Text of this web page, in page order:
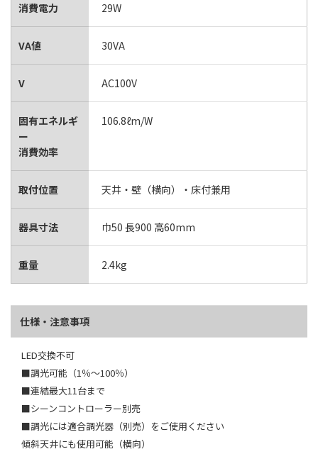
消費電力 29W
VA値 30VA
V AC100V
固有エネルギ
ー
消費効率
106.8ℓm/W
取付位置 天井・壁（横向）・床付兼用
器具寸法 巾50 長900 高60mm
重量 2.4kg
仕様・注意事項
LED交換不可
■調光可能（1％～100％）
■連結最大11台まで
■シーンコントローラー別売
■調光には適合調光器（別売）をご使用ください
傾斜天井にも使用可能（横向）